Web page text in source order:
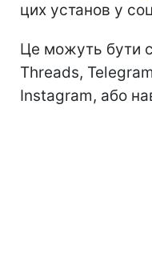
цих установ у
Це можуть бути
Threads,
Instagram, або